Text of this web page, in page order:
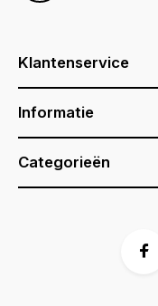
Klantenservice
Informatie
Categorieën